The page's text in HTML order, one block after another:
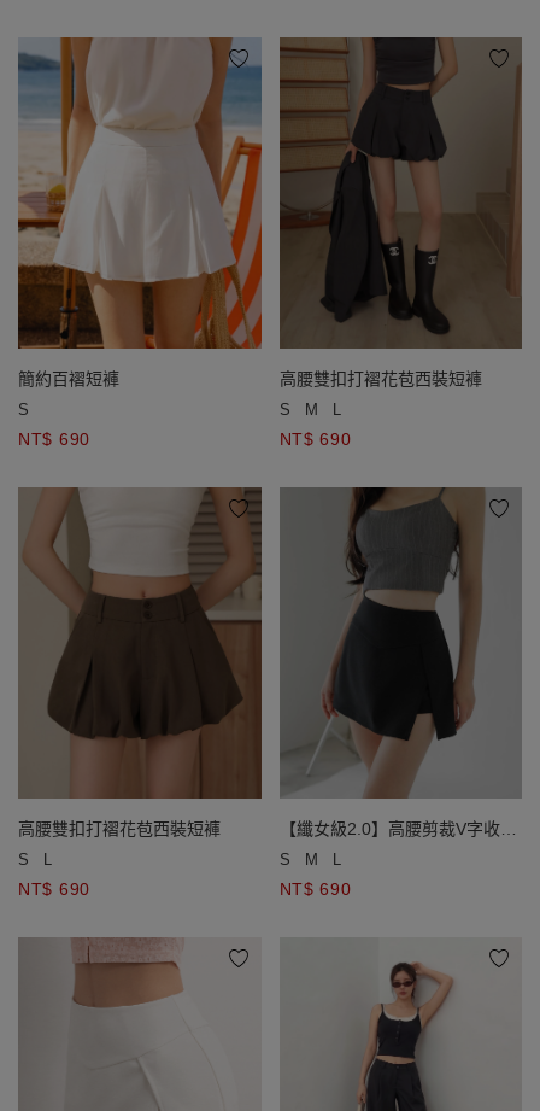
簡約百褶短褲
S
NT$ 690
高腰雙扣打褶花苞西裝短褲
S M
NT$ 690
高腰雙扣打褶花苞西裝短褲
S
NT$ 690
【纖女級2.0】高腰剪裁V字收腹
褲裙
S M
NT$ 690